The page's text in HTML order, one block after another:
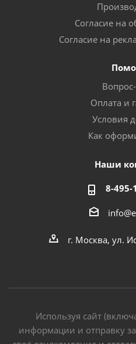
Согласие на
Согласие на
Оплата и
Условия
Как
Наши
8-495-
г. Москва, ул.
Используя сайт
информации и отправку